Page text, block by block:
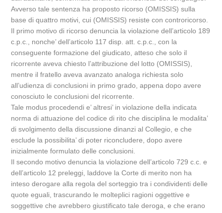
Avverso tale sentenza ha proposto ricorso (OMISSIS) sulla
base di quattro motivi, cui (OMISSIS) resiste con controricorso.
Il primo motivo di ricorso denuncia la violazione dell’articolo 189
c.p.c., nonche’ dell’articolo 117 disp. att. c.p.c., con la
conseguente formazione del giudicato, atteso che solo il
ricorrente aveva chiesto l’attribuzione del lotto (OMISSIS),
mentre il fratello aveva avanzato analoga richiesta solo
all’udienza di conclusioni in primo grado, appena dopo avere
conosciuto le conclusioni del ricorrente.
Tale modus procedendi e’ altresi’ in violazione della indicata
norma di attuazione del codice di rito che disciplina le modalita’
di svolgimento della discussione dinanzi al Collegio, e che
esclude la possibilita’ di poter riconcludere, dopo avere
inizialmente formulato delle conclusioni.
Il secondo motivo denuncia la violazione dell’articolo 729 c.c. e
dell’articolo 12 preleggi, laddove la Corte di merito non ha
inteso derogare alla regola del sorteggio tra i condividenti delle
quote eguali, trascurando le molteplici ragioni oggettive e
soggettive che avrebbero giustificato tale deroga, e che erano